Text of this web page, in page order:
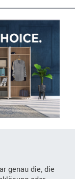
genau die, die